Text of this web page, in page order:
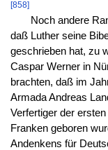
[858]
Noch andere
daß Luther seine
geschrieben hat, zu
Caspar Werner in
brachten, daß im
Armada Andreas
Verfertiger der
Franken geboren
Andenkens für